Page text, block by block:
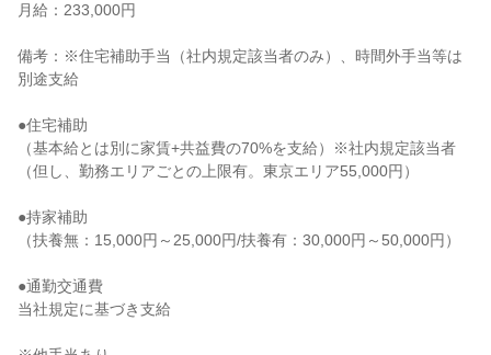
月給：233,000円
備考：※住宅補助手当（社内規定該当者のみ）、時間外手当等は
別途支給
●住宅補助
（基本給とは別に家賃+共益費の70%を支給）※社内規定該当者
（但し、勤務エリアごとの上限有。東京エリア55,000円）
●持家補助
（扶養無：15,000円～25,000円/扶養有：30,000円～50,000円）
●通勤交通費
当社規定に基づき支給